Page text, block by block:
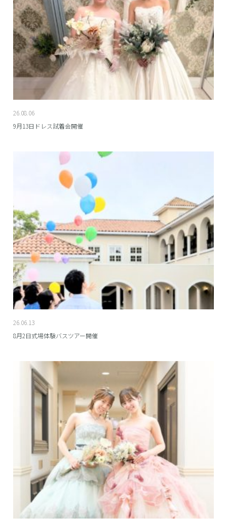
26.08.06
9月13日ドレス試着会開催
26.06.13
8月2日式場体験バスツアー開催